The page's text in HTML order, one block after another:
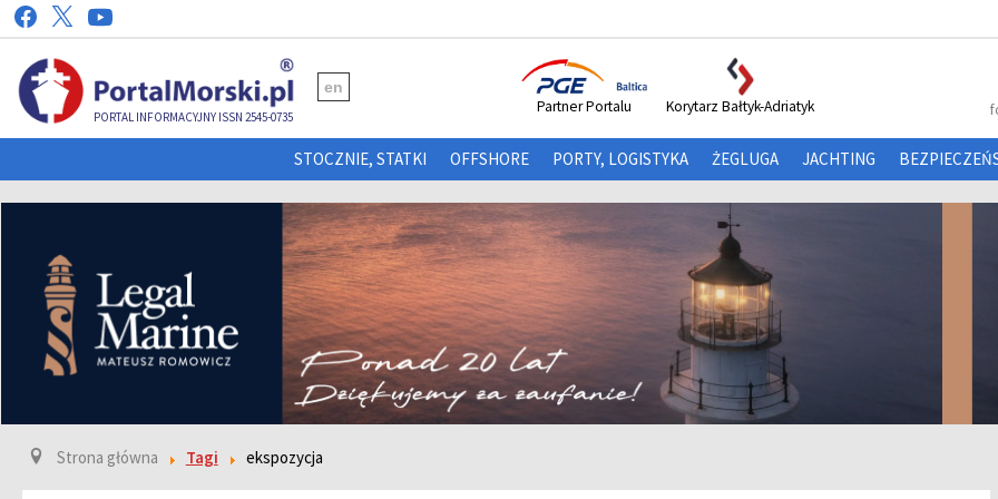
PORTAL INFORMACYJNY ISSN 2545-0735
en
Partner Portalu Korytarz Bałtyk-Adriatyk
STOCZNIE, STATKI OFFSHORE PORTY, LOGISTYKA ŻEGLUGA JACHTING
Strona główna Tagi ekspozycja